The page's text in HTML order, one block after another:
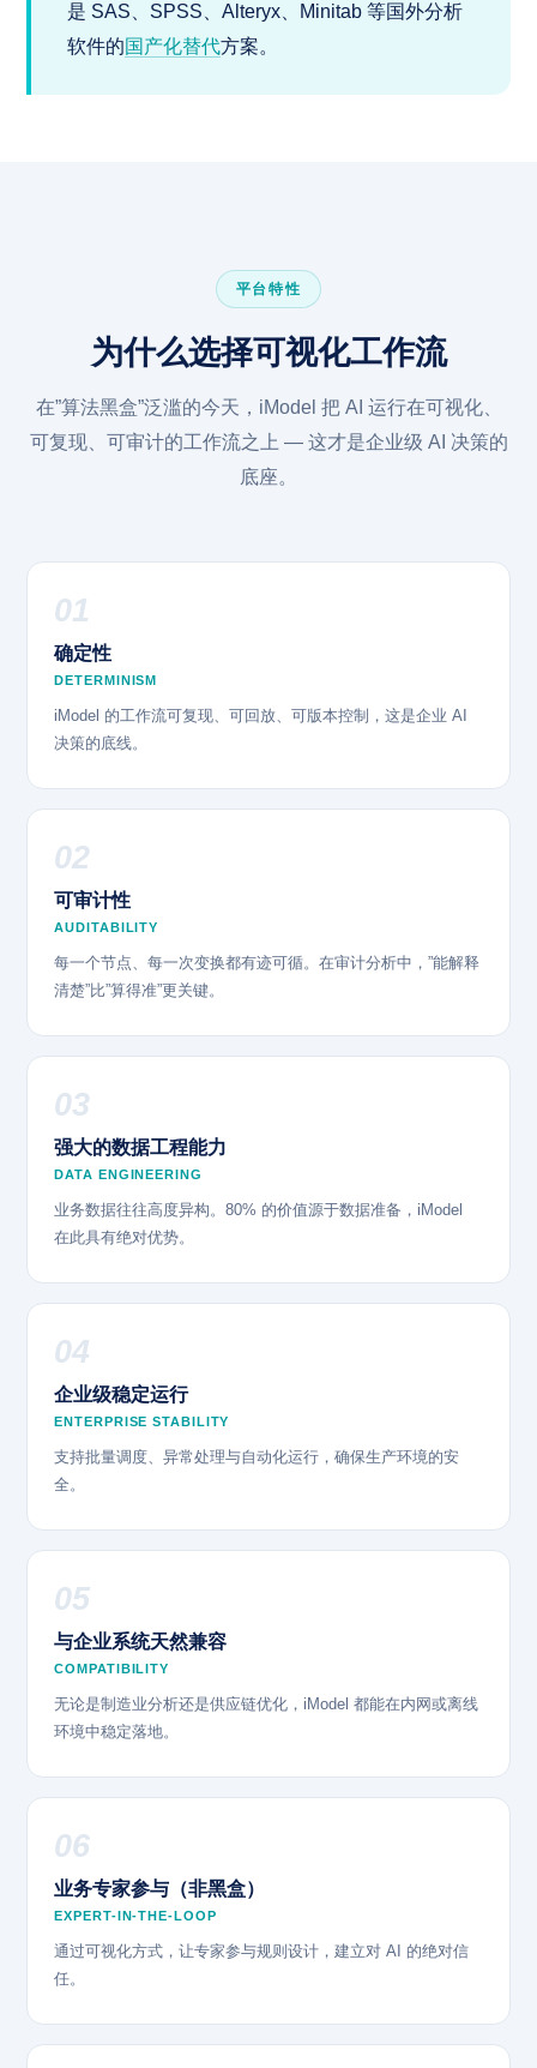
是 SAS、SPSS、Alteryx、Minitab 等国外分析
软件的国产化替代方案。
平台特性
为什么选择可视化工作流
在”算法黑盒”泛滥的今天，iModel 把 AI 运行在可视化、
可复现、可审计的工作流之上 — 这才是企业级 AI 决策的
底座。
01
确定性
DETERMINISM
iModel 的工作流可复现、可回放、可版本控制，这是企业 AI
决策的底线。
02
可审计性
AUDITABILITY
每一个节点、每一次变换都有迹可循。在审计分析中，”能解释
清楚”比”算得准”更关键。
03
强大的数据工程能力
DATA ENGINEERING
业务数据往往高度异构。80% 的价值源于数据准备，iModel
在此具有绝对优势。
04
企业级稳定运行
ENTERPRISE STABILITY
支持批量调度、异常处理与自动化运行，确保生产环境的安
全。
05
与企业系统天然兼容
COMPATIBILITY
无论是制造业分析还是供应链优化，iModel 都能在内网或离线
环境中稳定落地。
06
业务专家参与（非黑盒）
EXPERT-IN-THE-LOOP
通过可视化方式，让专家参与规则设计，建立对 AI 的绝对信
任。